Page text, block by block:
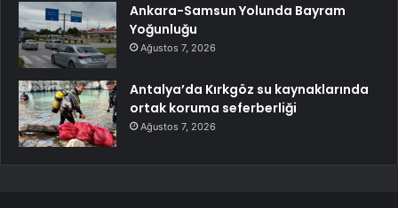
Ankara-Samsun Yolunda Bayram
Yoğunluğu
Ağustos 7, 2026
Antalya’da Kırkgöz su kaynaklarında
ortak koruma seferberliği
Ağustos 7, 2026